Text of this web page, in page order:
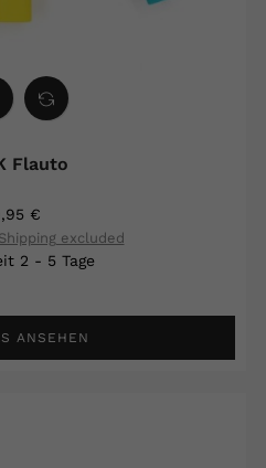
Flauto
€
Shipping excluded
2 - 5 Tage
ANSEHEN